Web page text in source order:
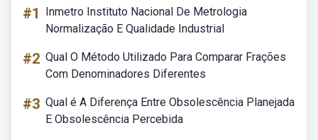
#1
Inmetro Instituto Nacional De Metrologia
Normalização E Qualidade Industrial
#2 Qual O Método Utilizado Para Comparar Frações
Com Denominadores Diferentes
#3 Qual é A Diferença Entre Obsolescência Planejada
E Obsolescência Percebida